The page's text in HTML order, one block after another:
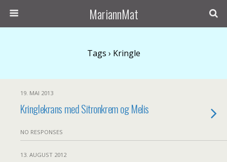
MariannMat
Tags › Kringle
19. MAI 2013
Kringlekrans med Sitronkrem og Melis
NO RESPONSES
13. AUGUST 2012